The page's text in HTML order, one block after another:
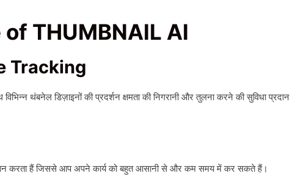
THUMBNAIL AI
Tracking
थंबनेल डिज़ाइनों की प्रदर्शन क्षमता की निगरानी और तुलना करने की सुविधा प्रदान
करता हैं जिससे आप अपने कार्य को बहुत आसानी से और कम समय में कर सकते हैं।